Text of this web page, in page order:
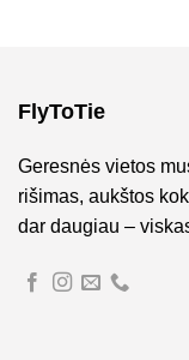
FlyToTie
Geresnės vietos
rišimas, aukštos
dar daugiau –